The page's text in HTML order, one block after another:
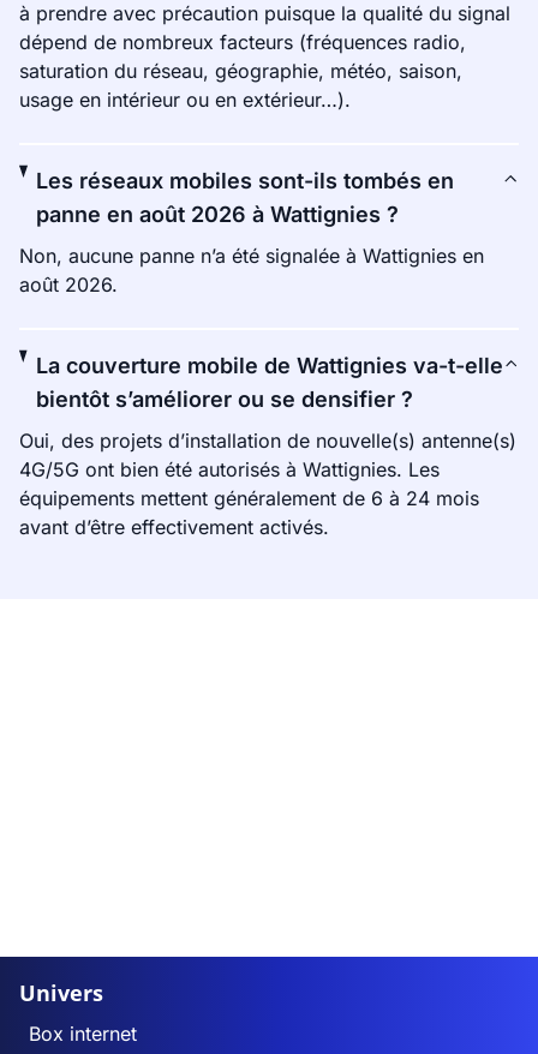
à prendre avec précaution puisque la qualité du signal
dépend de nombreux facteurs (fréquences radio,
saturation du réseau, géographie, météo, saison,
usage en intérieur ou en extérieur…).
Les réseaux mobiles sont-ils tombés en
panne en août 2026 à Wattignies ?
Non, aucune panne n’a été signalée à Wattignies en
août 2026.
La couverture mobile de Wattignies va-t-elle
bientôt s’améliorer ou se densifier ?
Oui, des projets d’installation de nouvelle(s) antenne(s)
4G/5G ont bien été autorisés à Wattignies. Les
équipements mettent généralement de 6 à 24 mois
avant d’être effectivement activés.
Univers
Box internet